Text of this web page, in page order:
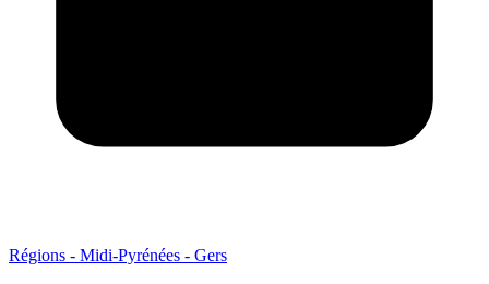
Régions - Midi-Pyrénées - Gers